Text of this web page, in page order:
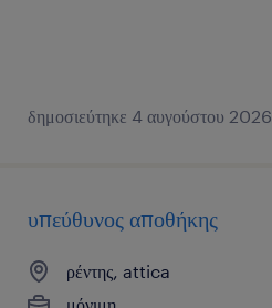
δημοσιεύτηκε 4 αυγούστου 2026
υπεύθυνος αποθήκης
ρέντης, attica